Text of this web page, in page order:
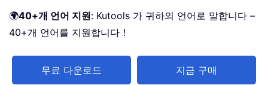
🌍40+개 언어 지원: Kutools 가 귀하의 언어로 말합니다 –
40+개 언어를 지원합니다！
무료 다운로드 지금 구매